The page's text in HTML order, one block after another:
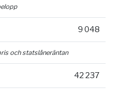
9 048
och statslåneräntan
42 237